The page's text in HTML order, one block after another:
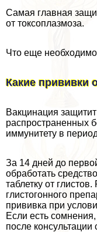
Самая главная
от токсоплазмоза.
Что еще необходимо
Какие прививки
Вакцинация
распространенных
иммунитету в
За 14 дней до
обработать
таблетку от
глистогонного
прививка при
Если есть
после консультации